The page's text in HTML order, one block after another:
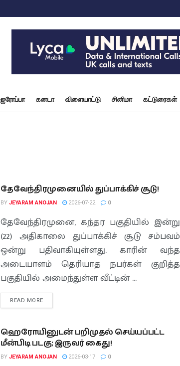
ஐரோப்பா கனடா விளையாட்டு சினிமா கட்டுரைகள்
தேவேந்திரமுனையில் துப்பாக்கிச் சூடு!
BY JEYARAM ANOJAN 2026-07-22 0
தேவேந்திரமுனை, கந்தர பகுதியில் இன்று
(22) அதிகாலை துப்பாக்கிச் சூடு சம்பவம்
ஒன்று பதிவாகியுள்ளது. காரின் வந்த
அடையாளம் தெரியாத நபர்கள் குறித்த
பகுதியில் அமைந்துள்ள வீட்டின் ...
READ MORE
ஹெரோயினுடன் பறிமுதல் செய்யப்பட்ட
மீன்பிடி படகு; இருவர் கைது!
BY JEYARAM ANOJAN 2026-03-17 0